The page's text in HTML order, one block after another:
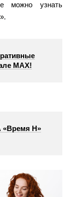
можно узнать
».
МАХ!
«Время Н»